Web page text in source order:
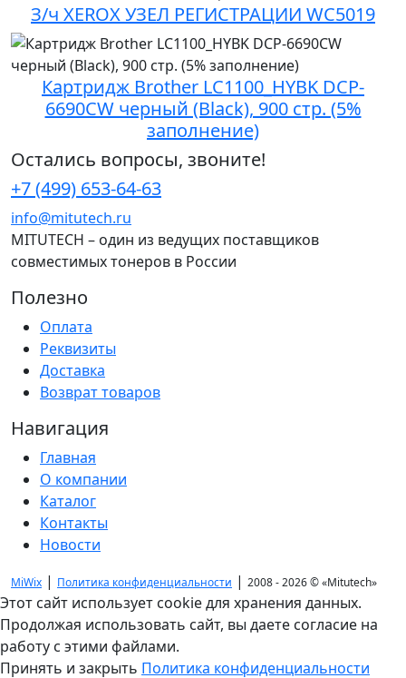
З/ч XEROX УЗЕЛ РЕГИСТРАЦИИ WC5019
Картридж Brother LC1100_HYBK DCP-
6690CW черный (Black), 900 стр. (5%
заполнение)
Остались вопросы, звоните!
+7 (499) 653-64-63
info@mitutech.ru
MITUTECH – один из ведущих поставщиков
совместимых тонеров в России
Полезно
Оплата
Реквизиты
Доставка
Возврат товаров
Навигация
Главная
О компании
Каталог
Контакты
Новости
MiWix | Политика конфиденциальности | 2008 - 2026 ©«Mitutech»
Этот сайт использует cookie для хранения данных.
Продолжая использовать сайт, вы даете согласие на
работу с этими файлами.
Принять и закрыть Политика конфиденциальности